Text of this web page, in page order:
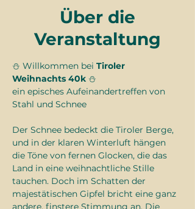
Über die
Veranstaltung
⛄ Willkommen bei Tiroler
Weihnachts 40k ⛄
ein episches Aufeinandertreffen von
Stahl und Schnee
Der Schnee bedeckt die Tiroler Berge,
und in der klaren Winterluft hängen
die Töne von fernen Glocken, die das
Land in eine weihnachtliche Stille
tauchen. Doch im Schatten der
majestätischen Gipfel bricht eine ganz
andere, finstere Stimmung an. Die